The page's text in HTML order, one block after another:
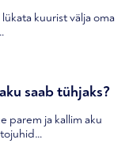
kuurist välja oma
saab tühjaks?
parem ja kallim aku